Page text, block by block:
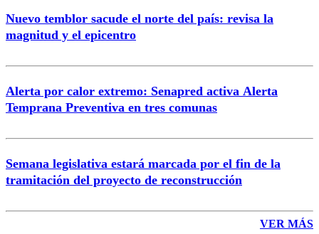
Nuevo temblor sacude el norte del país: revisa la
magnitud y el epicentro
Alerta por calor extremo: Senapred activa Alerta
Temprana Preventiva en tres comunas
Semana legislativa estará marcada por el fin de la
tramitación del proyecto de reconstrucción
VER MÁS